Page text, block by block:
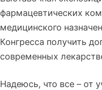
фармацевтических
медицинского
Конгресса получить
современных
Надеюсь, что все – от